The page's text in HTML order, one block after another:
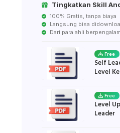
Tingkatkan Skill
100% Gratis, tanpa biaya
Langsung bisa
Dari para ahli
Free
Self
Level
Free
Level
Leader